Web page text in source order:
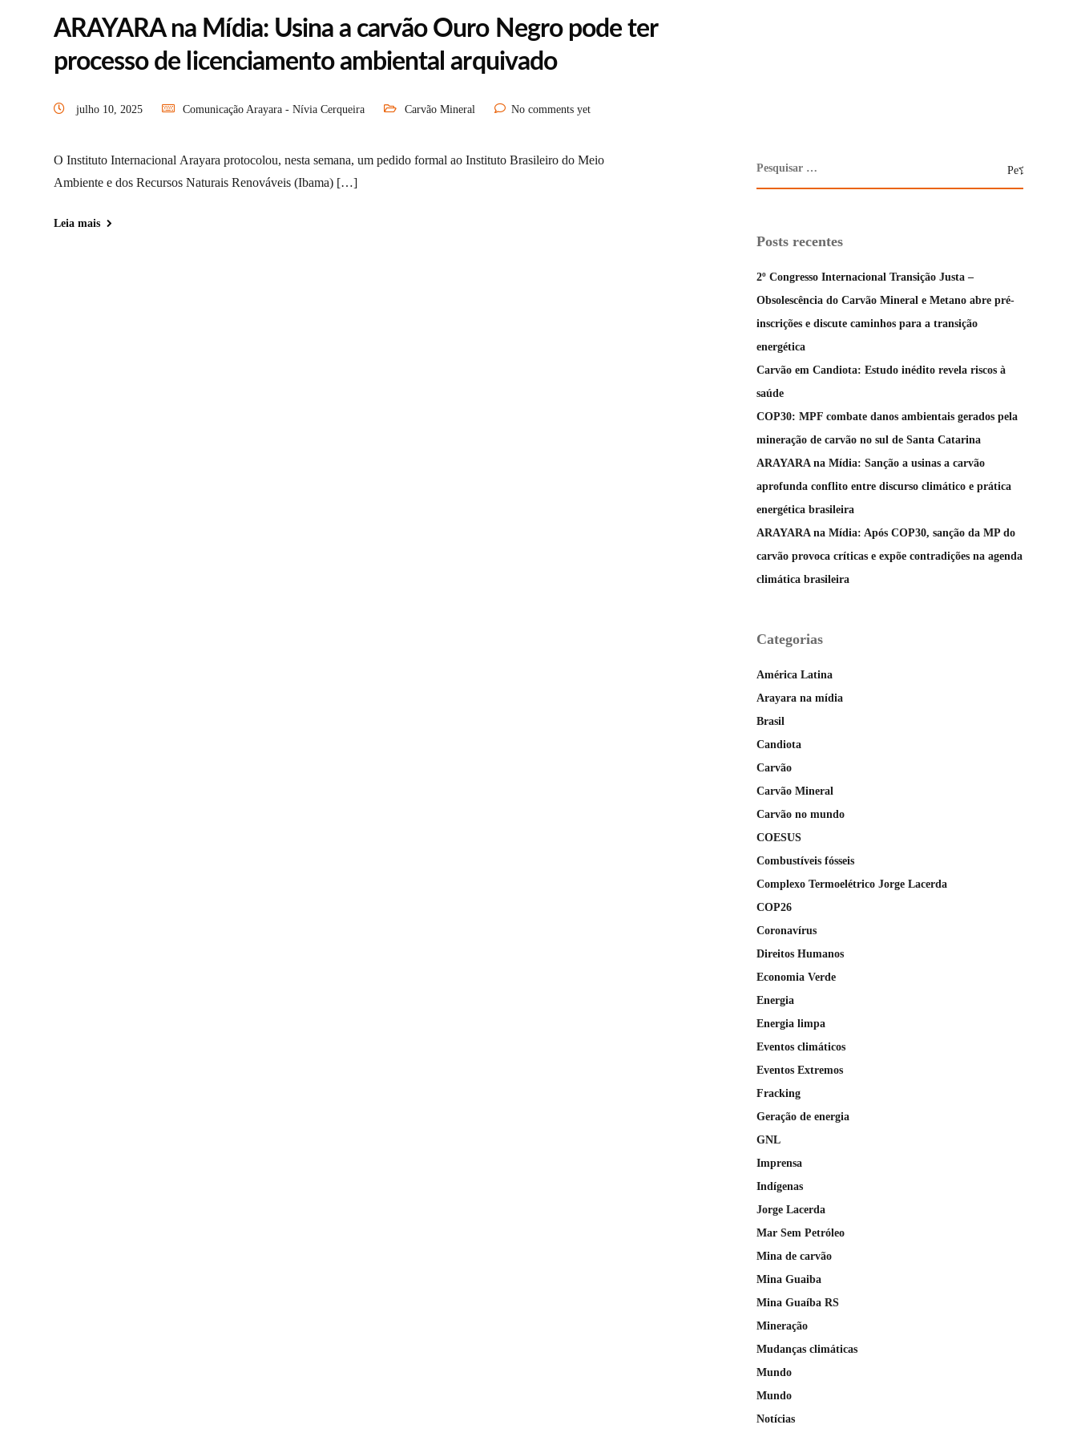
ARAYARA na Mídia: Usina a carvão Ouro Negro pode ter
processo de licenciamento ambiental arquivado
julho 10, 2025 Comunicação Arayara - Nívia Cerqueira Carvão Mineral No comments yet
O Instituto Internacional Arayara protocolou, nesta semana, um pedido formal ao Instituto Brasileiro do Meio
Ambiente e dos Recursos Naturais Renováveis (Ibama) […]
Leia mais
Posts recentes
2º Congresso Internacional Transição Justa –
Obsolescência do Carvão Mineral e Metano abre pré-
inscrições e discute caminhos para a transição
energética
Carvão em Candiota: Estudo inédito revela riscos à
saúde
COP30: MPF combate danos ambientais gerados pela
mineração de carvão no sul de Santa Catarina
ARAYARA na Mídia: Sanção a usinas a carvão
aprofunda conflito entre discurso climático e prática
energética brasileira
ARAYARA na Mídia: Após COP30, sanção da MP do
carvão provoca críticas e expõe contradições na agenda
climática brasileira
Categorias
América Latina
Arayara na mídia
Brasil
Candiota
Carvão
Carvão Mineral
Carvão no mundo
COESUS
Combustíveis fósseis
Complexo Termoelétrico Jorge Lacerda
COP26
Coronavírus
Direitos Humanos
Economia Verde
Energia
Energia limpa
Eventos climáticos
Eventos Extremos
Fracking
Geração de energia
GNL
Imprensa
Indígenas
Jorge Lacerda
Mar Sem Petróleo
Mina de carvão
Mina Guaiba
Mina Guaíba RS
Mineração
Mudanças climáticas
Mundo
Mundo
Notícias